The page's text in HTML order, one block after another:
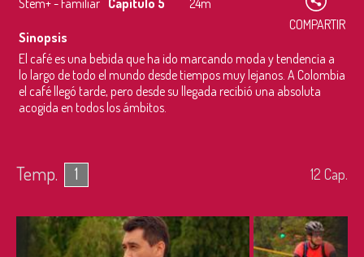
Stem+ - Familiar Capítulo 5
24m
COMPARTIR
Sinopsis
El café es una bebida que ha ido marcando moda y tendencia a
lo largo de todo el mundo desde tiempos muy lejanos. A Colombia
el café llegó tarde, pero desde su llegada recibió una absoluta
acogida en todos los ámbitos.
Temp. 1 12 Cap.